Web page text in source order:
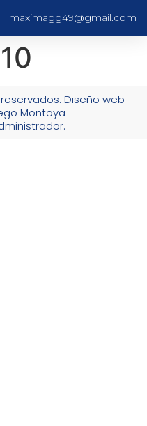
maximagg49@gmail.com
Diseño web
Montoya